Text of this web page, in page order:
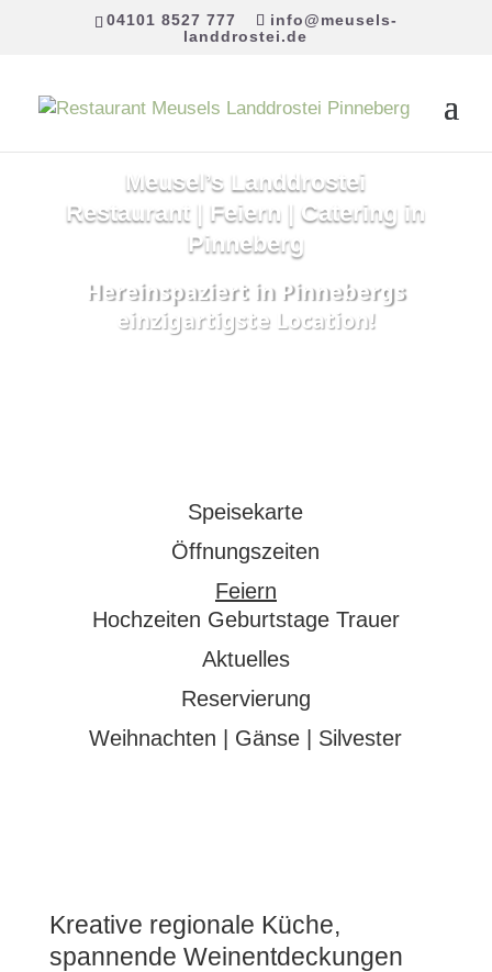
04101 8527 777
info@meusels-
landdrostei.de
Meusel’s Landdrostei
Restaurant | Feiern | Catering in
Pinneberg
Hereinspaziert in Pinnebergs
einzigartigste Location!
Speisekarte
Öffnungszeiten
Feiern
Hochzeiten Geburtstage Trauer
Aktuelles
Reservierung
Weihnachten | Gänse | Silvester
Kreative regionale Küche,
spannende Weinentdeckungen